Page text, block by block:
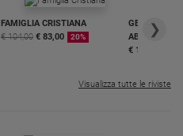
FAMIGLIA CRISTIANA
€ 104,00 € 83,00 20%
GBABY
€ 16,99
❯
Visualizza tutte le riviste